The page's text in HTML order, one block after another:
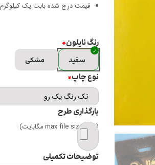
قیمت درج شده بابت یک
*رنگ نایلون
سفید مشکی
*نوع چاپ
بارگذاری طرح
(max file size 256 مگابایت)
توضیحات تکمیلی